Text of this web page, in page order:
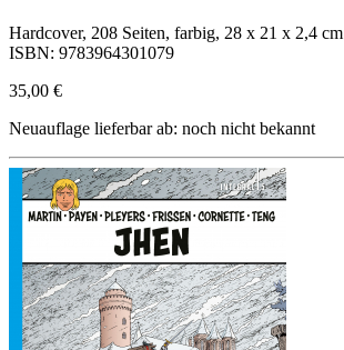
Hardcover, 208 Seiten, farbig, 28 x 21 x 2,4 cm
ISBN: 9783964301079
35,00 €
Neuauflage lieferbar ab: noch nicht bekannt